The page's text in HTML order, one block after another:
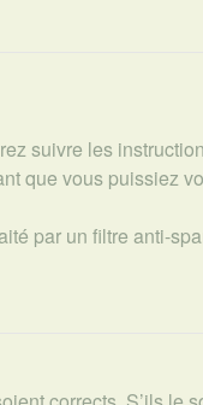
suivre les
que vous puissiez
par un filtre anti-